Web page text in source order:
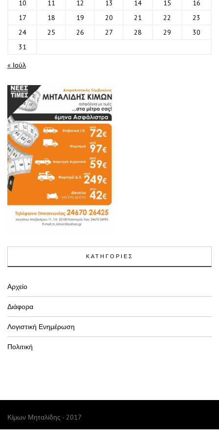
10
11 12 13 14 15
16
17
18 19 20 21 22
23
24
25 26 27 28 29
30
31
« Ιούλ
ΚΑΤΗΓΟΡΙΕΣ
Αρχείο
Διάφορα
Λογιστική Ενημέρωση
Πολιτική
Κίμων Μηταλίδης - 2017